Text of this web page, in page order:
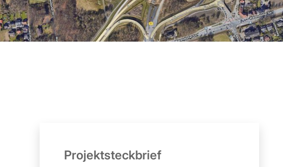
Projektsteckbrief